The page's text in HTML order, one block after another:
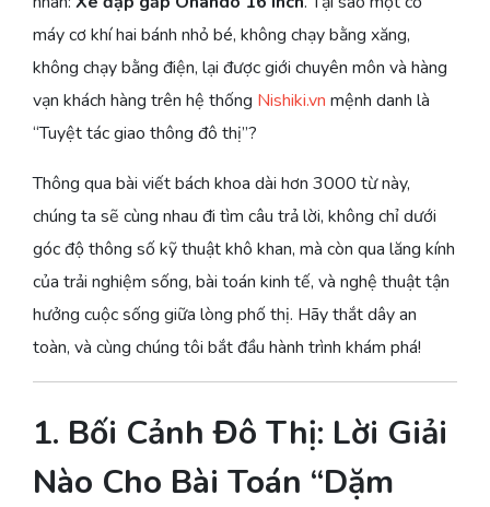
máy cơ khí hai bánh nhỏ bé, không chạy bằng xăng,
không chạy bằng điện, lại được giới chuyên môn và hàng
vạn khách hàng trên hệ thống Nishiki.vn mệnh danh là
“Tuyệt tác giao thông đô thị”?
Thông qua bài viết bách khoa dài hơn 3000 từ này,
chúng ta sẽ cùng nhau đi tìm câu trả lời, không chỉ dưới
góc độ thông số kỹ thuật khô khan, mà còn qua lăng kính
của trải nghiệm sống, bài toán kinh tế, và nghệ thuật tận
hưởng cuộc sống giữa lòng phố thị. Hãy thắt dây an
toàn, và cùng chúng tôi bắt đầu hành trình khám phá!
1. Bối Cảnh Đô Thị: Lời Giải
Nào Cho Bài Toán “Dặm